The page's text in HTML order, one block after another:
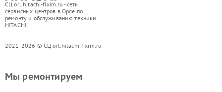
СЦ orl.hitachi-fixim.ru - сеть
сервисных центров в Орле по
ремонту и обслуживанию техники
HITACHI
2021-2026 © СЦ orl.hitachi-fixim.ru
Мы ремонтируем